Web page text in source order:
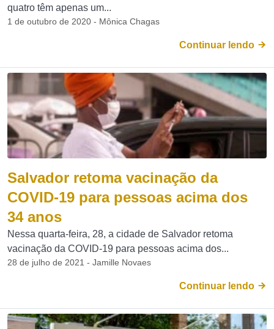
quatro têm apenas um...
1 de outubro de 2020 - Mônica Chagas
Continuar lendo
Salvador retoma vacinação da
COVID-19 para pessoas acima dos
34 anos
Nessa quarta-feira, 28, a cidade de Salvador retoma
vacinação da COVID-19 para pessoas acima dos...
28 de julho de 2021 - Jamille Novaes
Continuar lendo